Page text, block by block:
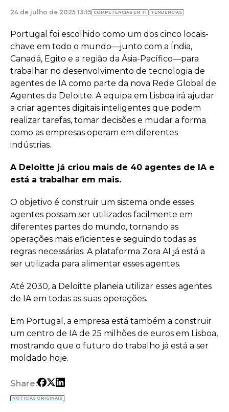
24 de julho de 2025 13:15 COMPETÊNCIAS EM TI TENDÊNCIAS
Portugal foi escolhido como um dos cinco locais-
chave em todo o mundo—junto com a Índia,
Canadá, Egito e a região da Ásia-Pacífico—para
trabalhar no desenvolvimento de tecnologia de
agentes de IA como parte da nova Rede Global de
Agentes da Deloitte. A equipa em Lisboa irá ajudar
a criar agentes digitais inteligentes que podem
realizar tarefas, tomar decisões e mudar a forma
como as empresas operam em diferentes
indústrias.
A Deloitte já criou mais de 40 agentes de IA e
está a trabalhar em mais.
O objetivo é construir um sistema onde esses
agentes possam ser utilizados facilmente em
diferentes partes do mundo, tornando as
operações mais eficientes e seguindo todas as
regras necessárias. A plataforma Zora AI já está a
ser utilizada para alimentar esses agentes.
Até 2030, a Deloitte planeia utilizar esses agentes
de IA em todas as suas operações.
Em Portugal, a empresa está também a construir
um centro de IA de 25 milhões de euros em Lisboa,
mostrando que o futuro do trabalho já está a ser
moldado hoje.
Share:
NOTÍCIAS ORIGINAIS